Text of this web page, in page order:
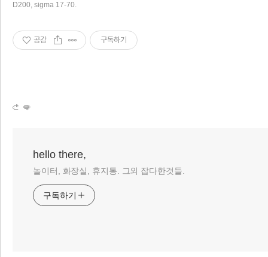
D200, sigma 17-70.
공감 구독하기
hello there,
놀이터, 화장실, 휴지통. 그외 잡다한것들.
구독하기